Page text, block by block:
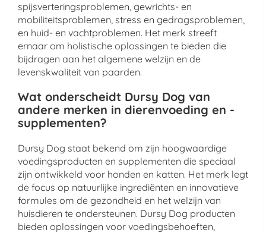
spijsverteringsproblemen, gewrichts- en
mobiliteitsproblemen, stress en gedragsproblemen,
en huid- en vachtproblemen. Het merk streeft
ernaar om holistische oplossingen te bieden die
bijdragen aan het algemene welzijn en de
levenskwaliteit van paarden.
Wat onderscheidt Dursy Dog van
andere merken in dierenvoeding en -
supplementen?
Dursy Dog staat bekend om zijn hoogwaardige
voedingsproducten en supplementen die speciaal
zijn ontwikkeld voor honden en katten. Het merk legt
de focus op natuurlijke ingrediënten en innovatieve
formules om de gezondheid en het welzijn van
huisdieren te ondersteunen. Dursy Dog producten
bieden oplossingen voor voedingsbehoeften,